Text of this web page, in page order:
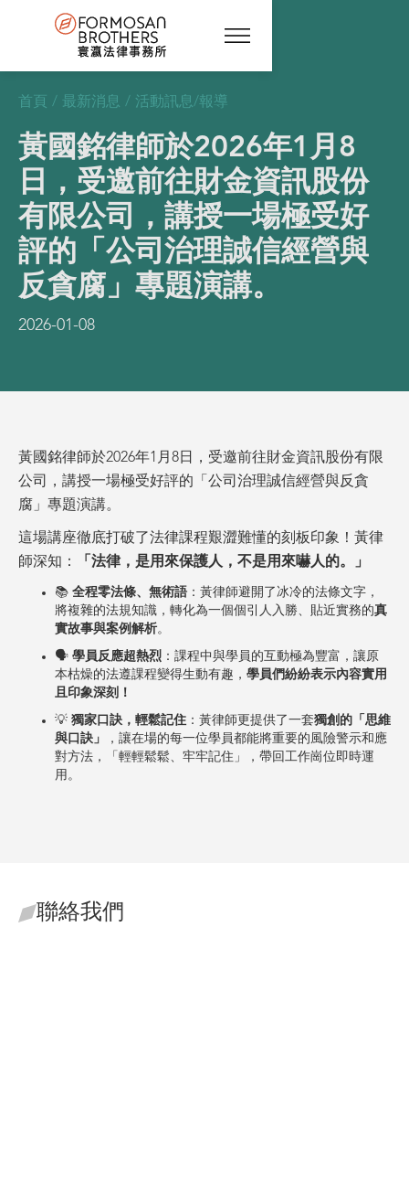
首頁 / 最新消息 / 活動訊息/報導
黃國銘律師於2026年1月8
日，受邀前往財金資訊股份
有限公司，講授一場極受好
評的「公司治理誠信經營與
反貪腐」專題演講。
2026-01-08
黃國銘律師於2026年1月8日，受邀前往財金資訊股份有限
公司，講授一場極受好評的「公司治理誠信經營與反貪
腐」專題演講。
這場講座徹底打破了法律課程艱澀難懂的刻板印象！黃律
師深知：
「法律，是用來保護人，不是用來嚇人的。」
📚 全程零法條、無術語 ：黃律師避開了冰冷的法條文字，
將複雜的法規知識，轉化為一個個引人入勝、貼近實務的真
實故事與案例解析。
🗣️ 學員反應超熱烈 ：課程中與學員的互動極為豐富，讓原
本枯燥的法遵課程變得生動有趣， 學員們紛紛表示內容實用
且印象深刻！
💡 獨家口訣，輕鬆記住 ：黃律師更提供了一套獨創的「思維
與口訣」
，讓在場的每一位學員都能將重要的風險警示和應
對方法，「輕輕鬆鬆、牢牢記住」，帶回工作崗位即時運
用。
聯絡我們